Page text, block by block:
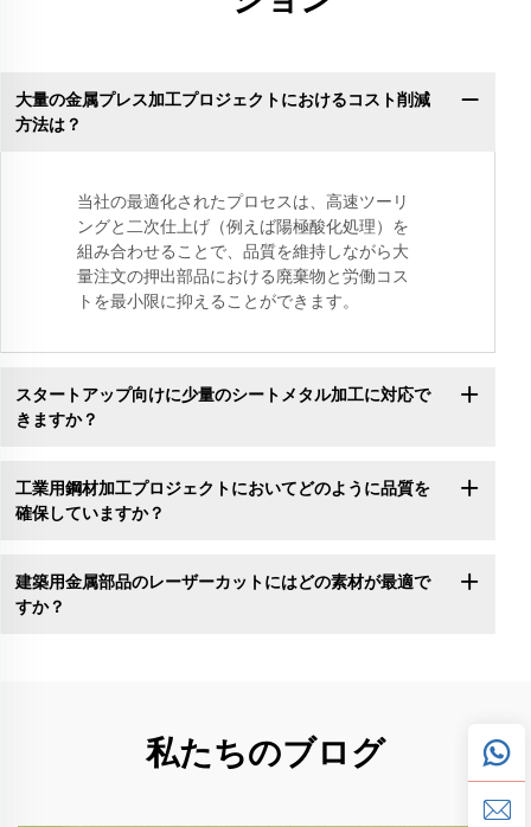
大量の金属プレス加工プロジェクトにおけるコスト削減
方法は？
当社の最適化されたプロセスは、高速ツーリ
ングと二次仕上げ（例えば陽極酸化処理）を
組み合わせることで、品質を維持しながら大
量注文の押出部品における廃棄物と労働コス
トを最小限に抑えることができます。
スタートアップ向けに少量のシートメタル加工に対応で
きますか？
工業用鋼材加工プロジェクトにおいてどのように品質を
確保していますか？
建築用金属部品のレーザーカットにはどの素材が最適で
すか？
私たちのブログ